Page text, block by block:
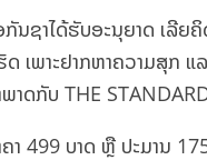
ຊາໄດ້ຮັບອະນຸຍາດ ເລີຍ
ເພາະຢາກຫາຄວາມສຸກ
ດກັບ THE
າ 499 ບາດ ຫຼື ປະມານ